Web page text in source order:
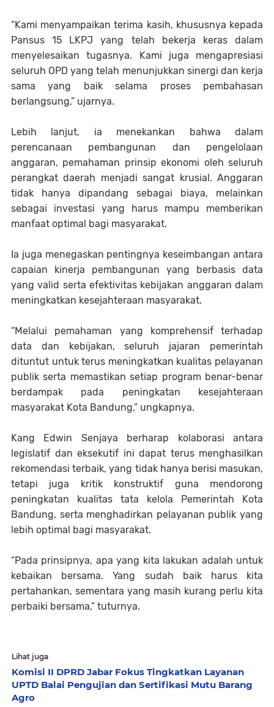
“Kami menyampaikan terima kasih, khususnya kepada
Pansus 15 LKPJ yang telah bekerja keras dalam
menyelesaikan tugasnya. Kami juga mengapresiasi
seluruh OPD yang telah menunjukkan sinergi dan kerja
sama yang baik selama proses pembahasan
berlangsung,” ujarnya.
Lebih lanjut, ia menekankan bahwa dalam
perencanaan pembangunan dan pengelolaan
anggaran, pemahaman prinsip ekonomi oleh seluruh
perangkat daerah menjadi sangat krusial. Anggaran
tidak hanya dipandang sebagai biaya, melainkan
sebagai investasi yang harus mampu memberikan
manfaat optimal bagi masyarakat.
Ia juga menegaskan pentingnya keseimbangan antara
capaian kinerja pembangunan yang berbasis data
yang valid serta efektivitas kebijakan anggaran dalam
meningkatkan kesejahteraan masyarakat.
“Melalui pemahaman yang komprehensif terhadap
data dan kebijakan, seluruh jajaran pemerintah
dituntut untuk terus meningkatkan kualitas pelayanan
publik serta memastikan setiap program benar-benar
berdampak pada peningkatan kesejahteraan
masyarakat Kota Bandung,” ungkapnya.
Kang Edwin Senjaya berharap kolaborasi antara
legislatif dan eksekutif ini dapat terus menghasilkan
rekomendasi terbaik, yang tidak hanya berisi masukan,
tetapi juga kritik konstruktif guna mendorong
peningkatan kualitas tata kelola Pemerintah Kota
Bandung, serta menghadirkan pelayanan publik yang
lebih optimal bagi masyarakat.
“Pada prinsipnya, apa yang kita lakukan adalah untuk
kebaikan bersama. Yang sudah baik harus kita
pertahankan, sementara yang masih kurang perlu kita
perbaiki bersama,” tuturnya.
Lihat juga
Komisi II DPRD Jabar Fokus Tingkatkan Layanan
UPTD Balai Pengujian dan Sertifikasi Mutu Barang
Agro